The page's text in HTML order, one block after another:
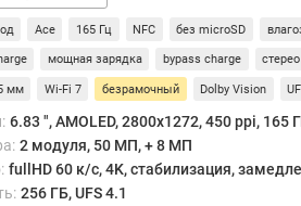
ГБAce 165 Гц NFC без microSD
мощная зарядка bypass charge стерео
мм Wi-Fi 7 безрамочный Dolby Vision
6.83 ", AMOLED, 2800x1272, 450 ppi, 165
2 модуля, 50 МП, + 8 МП
fullHD 60 к/с, 4K, стабилизация,
256 ГБ, UFS 4.1